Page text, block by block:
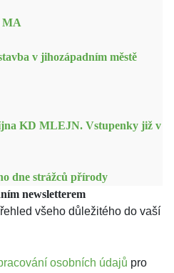
MA
v jihozápadním městě
KD MLEJN. Vstupenky již v
dne strážců přírody
newsletterem
všeho důležitého do vaší
osobních údajů pro